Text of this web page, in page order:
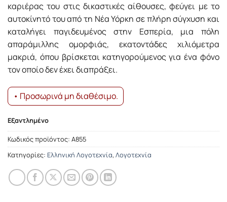
καριέρας του στις δικαστικές αίθουσες, φεύγει με το
αυτοκίνητό του από τη Νέα Υόρκη σε πλήρη σύγχυση και
καταλήγει παγιδευμένος στην Εσπερία, μια πόλη
απαράμιλλης ομορφιάς, εκατοντάδες χιλιόμετρα
μακριά, όπου βρίσκεται κατηγορούμενος για ένα φόνο
τον οποίο δεν έχει διαπράξει.
• Προσωρινά μη διαθέσιμο.
Εξαντλημένο
Κωδικός προϊόντος: Α855
Κατηγορίες: Ελληνική Λογοτεχνία, Λογοτεχνία